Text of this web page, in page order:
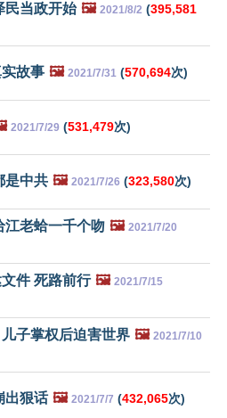
民当政开始 🖼️ 2021/8/2 (395,581
故事 🖼️ 2021/7/31 (570,694次)
2021/7/29 (531,479次)
是中共 🖼️ 2021/7/26 (323,580次)
江老蛤一千个吻 🖼️ 2021/7/20
件 死路前行 🖼️ 2021/7/15
子掌权后迫害世界 🖼️ 2021/7/10
出狠话 🖼️ 2021/7/7 (432,065次)